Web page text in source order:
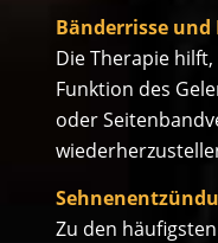
Bänderrisse
Die Therapie
Funktion des
oder
Zu den